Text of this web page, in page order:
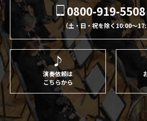
0800-919-5508
（土・日・祝を除く10:00〜
演奏依頼は
こちらから